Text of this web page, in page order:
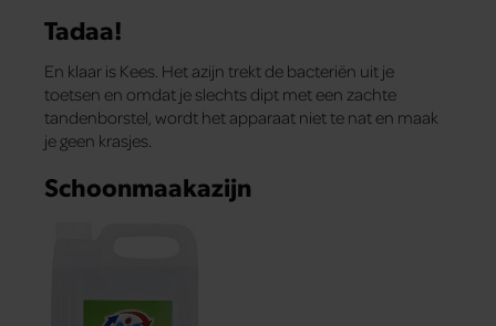
Tadaa!
En klaar is Kees. Het azijn trekt de bacteriën uit je
toetsen en omdat je slechts dipt met een zachte
tandenborstel, wordt het apparaat niet te nat en maak
je geen krasjes.
Schoonmaakazijn